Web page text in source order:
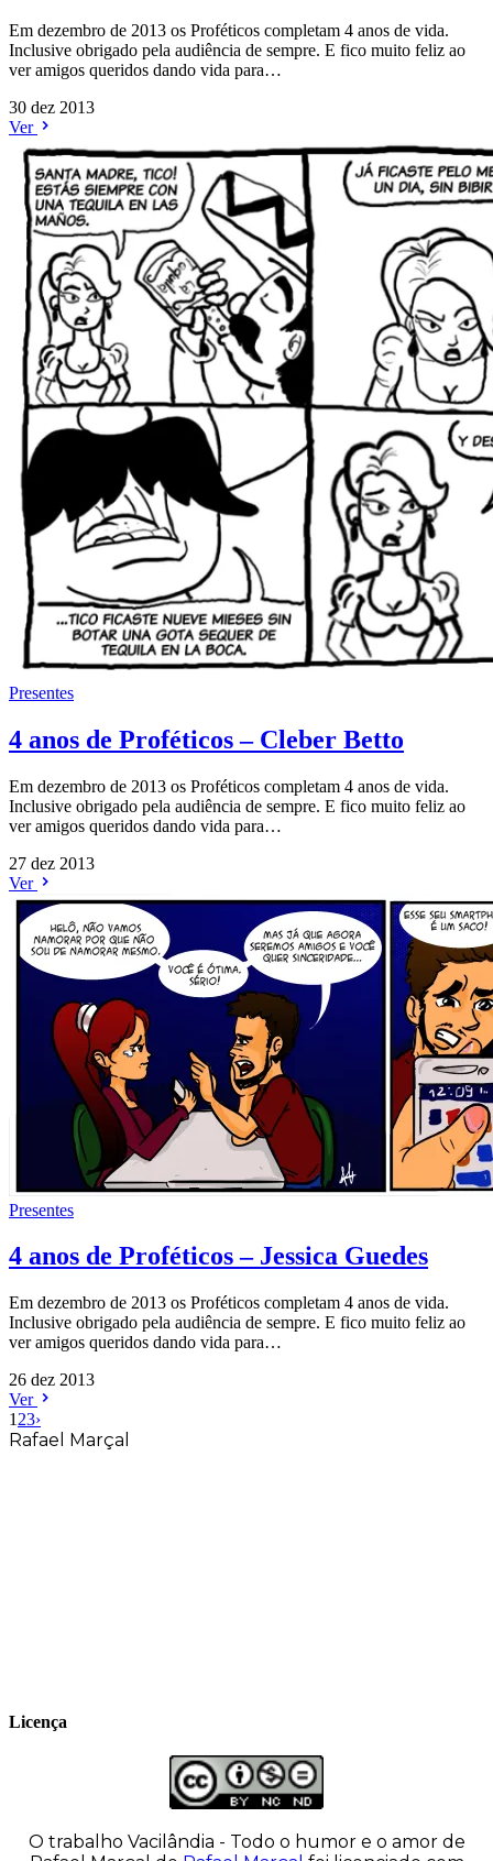
Em dezembro de 2013 os Proféticos completam 4 anos de vida.
Inclusive obrigado pela audiência de sempre. E fico muito feliz ao
ver amigos queridos dando vida para…
30 dez 2013
Ver
Presentes
4 anos de Proféticos – Cleber Betto
Em dezembro de 2013 os Proféticos completam 4 anos de vida.
Inclusive obrigado pela audiência de sempre. E fico muito feliz ao
ver amigos queridos dando vida para…
27 dez 2013
Ver
Presentes
4 anos de Proféticos – Jessica Guedes
Em dezembro de 2013 os Proféticos completam 4 anos de vida.
Inclusive obrigado pela audiência de sempre. E fico muito feliz ao
ver amigos queridos dando vida para…
26 dez 2013
Ver
1 23›
Rafael Marçal
Licença
O trabalho Vacilândia - Todo o humor e o amor de